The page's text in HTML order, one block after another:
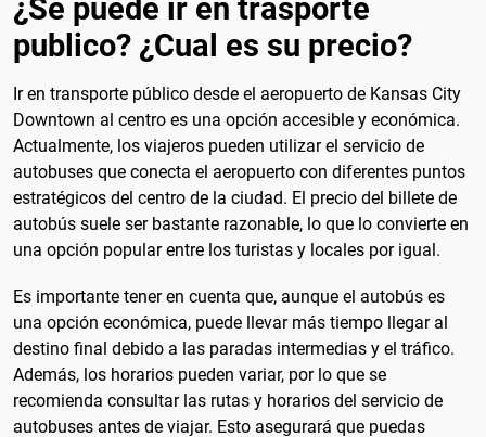
¿Se puede ir en trasporte
publico? ¿Cual es su precio?
Ir en transporte público desde el aeropuerto de Kansas City
Downtown al centro es una opción accesible y económica.
Actualmente, los viajeros pueden utilizar el servicio de
autobuses que conecta el aeropuerto con diferentes puntos
estratégicos del centro de la ciudad. El precio del billete de
autobús suele ser bastante razonable, lo que lo convierte en
una opción popular entre los turistas y locales por igual.
Es importante tener en cuenta que, aunque el autobús es
una opción económica, puede llevar más tiempo llegar al
destino final debido a las paradas intermedias y el tráfico.
Además, los horarios pueden variar, por lo que se
recomienda consultar las rutas y horarios del servicio de
autobuses antes de viajar. Esto asegurará que puedas